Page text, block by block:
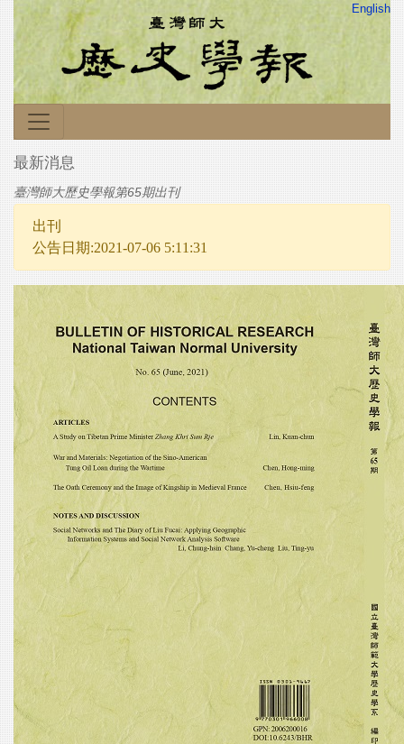
English
最新消息
臺灣師大歷史學報第65期出刊
出刊
公告日期:2021-07-06 5:11:31